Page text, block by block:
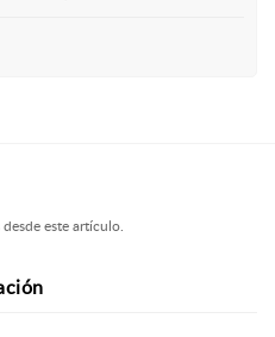
este artículo.